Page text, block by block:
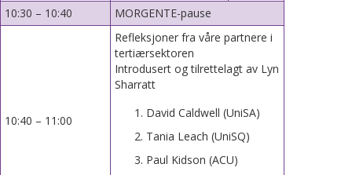
10:30 – 10:40
MORGENTE-pause
10:40 – 11:00
Refleksjoner fra våre partnere i
tertiærsektoren
Introdusert og tilrettelagt av Lyn
Sharratt
David Caldwell (UniSA)
Tania Leach (UniSQ)
Paul Kidson (ACU)